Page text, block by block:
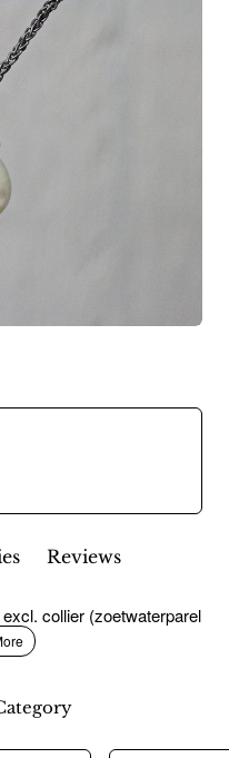
Reviews
collier (zoetwaterparel